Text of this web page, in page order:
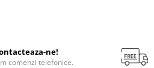
ne!
comenzi telefonice.